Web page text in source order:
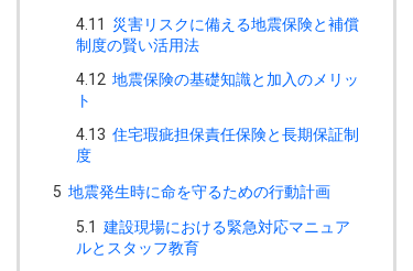
4.11
災害リスクに備える地震保険と補償
制度の賢い活用法
4.12 地震保険の基礎知識と加入のメリッ
ト
4.13 住宅瑕疵担保責任保険と長期保証制
度
5 地震発生時に命を守るための行動計画
5.1 建設現場における緊急対応マニュア
ルとスタッフ教育